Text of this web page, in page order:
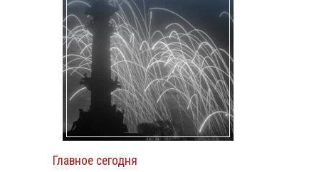
Главное сегодня